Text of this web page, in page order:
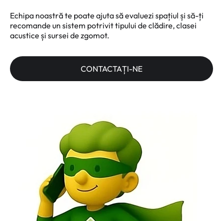
Echipa noastră te poate ajuta să evaluezi spațiul și să-ți
recomande un sistem potrivit tipului de clădire, clasei
acustice și sursei de zgomot.
CONTACTAȚI-NE